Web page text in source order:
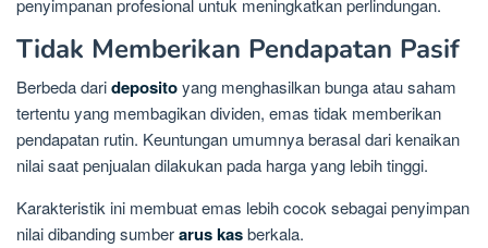
penyimpanan profesional untuk meningkatkan perlindungan.
Tidak Memberikan Pendapatan Pasif
Berbeda daridepositoyang menghasilkan bunga atau saham
tertentu yang membagikan dividen, emas tidak memberikan
pendapatan rutin. Keuntungan umumnya berasal dari kenaikan
nilai saat penjualan dilakukan pada harga yang lebih tinggi.
Karakteristik ini membuat emas lebih cocok sebagai penyimpan
nilai dibanding sumberarus kasberkala.